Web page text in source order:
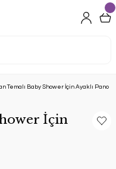
Temalı Baby Shower İçin Ayaklı Pano
İçin